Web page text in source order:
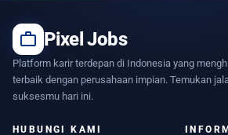
work Pixel Jobs
Platform karir terdepan di Indonesia yang
terbaik dengan perusahaan impian. Temukan
suksesmu hari ini.
HUBUNGI KAMI